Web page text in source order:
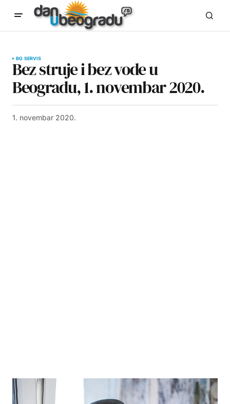
BG SERVIS
Bez struje i bez vode u
Beogradu, 1. novembar 2020.
1. novembar 2020.